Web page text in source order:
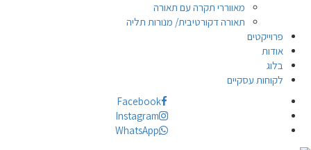
מאווררי תקרה עם תאורה
תאורה דקורטיבית/ מנורות תליה
פרוייקטים
אודות
בלוג
לקוחות עסקיים
Facebook
Instagram
WhatsApp